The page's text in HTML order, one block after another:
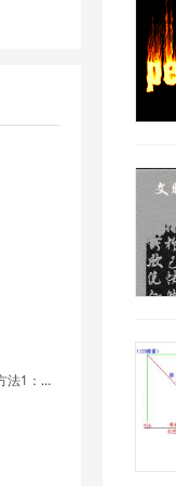
和分布